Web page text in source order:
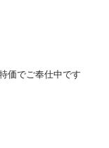
価でご奉仕中です